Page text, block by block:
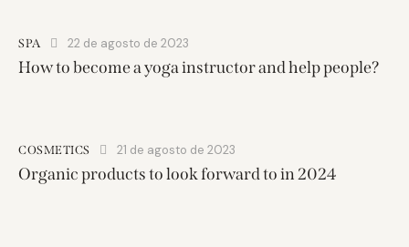
SPA 22 de agosto de 2023
How to become a yoga instructor and help people?
COSMETICS 21 de agosto de 2023
Organic products to look forward to in 2024